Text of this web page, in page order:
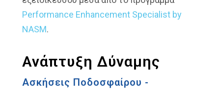
Performance Enhancement Specialist by
NASM.
Ανάπτυξη Δύναμης
Ασκήσεις Ποδοσφαίρου -